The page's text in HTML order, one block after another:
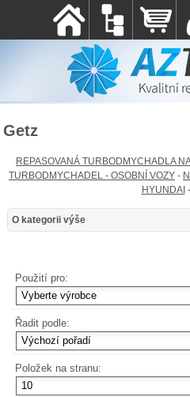
Getz
REPASOVANÁ TURBODMYCHADLA
TURBODMYCHADEL - OSOBNÍ VOZY -
HYUNDAI -
O kategorii výše
Použití pro:
Řadit podle:
Položek na stranu: